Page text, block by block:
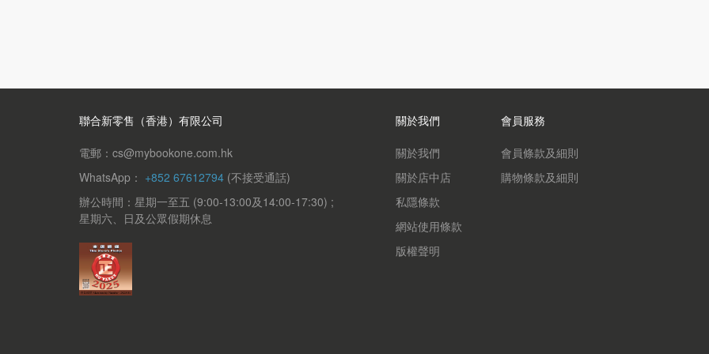
聯合新零售（香港）有限公司
電郵：cs@mybookone.com.hk
WhatsApp： +852 67612794 (不接受通話)
辦公時間：星期一至五 (9:00-13:00及14:00-17:30) ;
星期六、日及公眾假期休息
關於我們
關於我們
關於店中店
私隱條款
網站使用條款
版權聲明
會員服務
會員條款及細則
購物條款及細則